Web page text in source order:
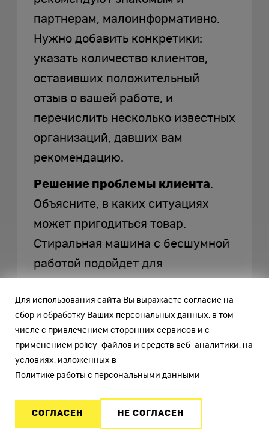
партнерам, малоинформативно.
Нужно добавить конкретики:
указать количество клиентов,
оставивших положительный
отзыв о вашей работе, и
перечислить несколько известных
организаций, давших вам
рекомендацию.
Решение проблемы клиента.
Объясните, в каких ситуациях
может пригодиться товар.
Стиральная машина с бесшумной
работой подойдет для
SSD накопители тише, чем HDD,
поэтому являются оптимальным
выбором для работы в офисе.
№6. Улучшайте
юзабилити
Для использования сайта Вы выражаете согласие на
сбор и обработку Ваших персональных данных, в том
числе с привлечением сторонних сервисов и с
применением policy-файлов и средств веб-аналитики, на
условиях, изложенных в
Политике работы с персональными данными
СОГЛАСЕН НЕ СОГЛАСЕН